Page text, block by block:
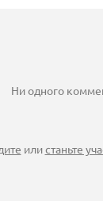
Ни одного
илистаньте